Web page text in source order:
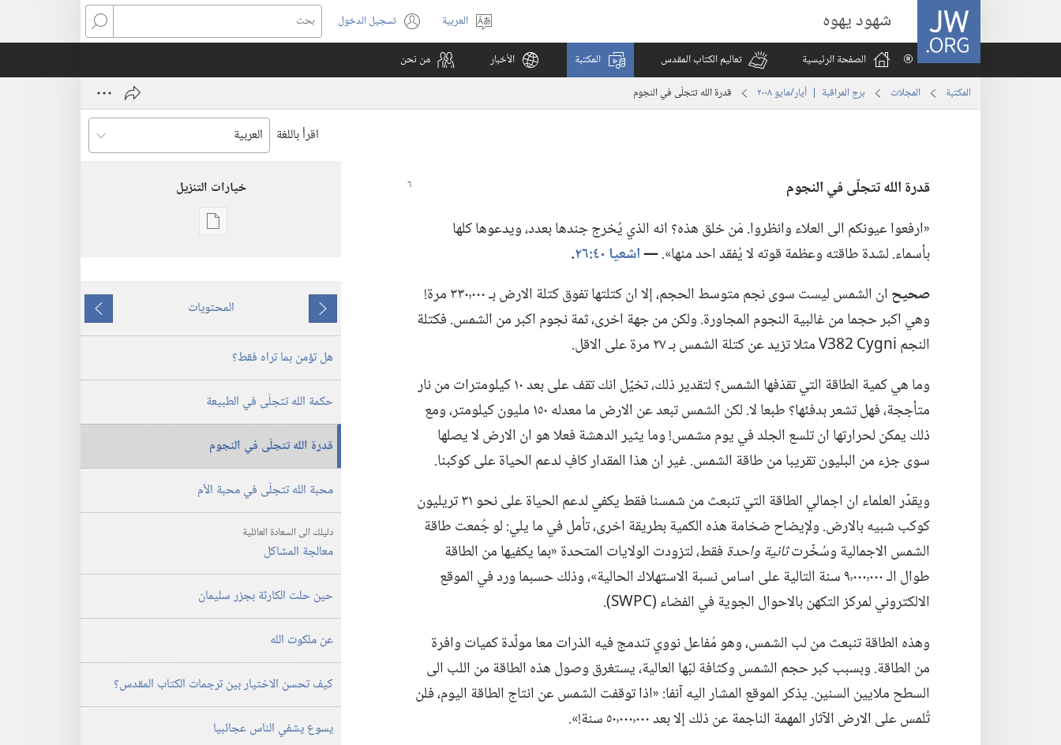
JW.ORG شهود يهوه
اختر
اللغة
العربية تسجيل الدخول
(يفتح
نافذة
بحث
الصفحة الرئيسية
تعاليم الكتاب المقدس المكتبة الأخبار من نحن
المكتبة المجلات برج المراقبة | ‏‎أيار/مايو‏ ‏‎٢٠٠٨‏ قدرة الله تتجلّى في النجوم
اقرأ باللغة
قدرة الله تتجلّىفيالنجوم
‏«ارفعوا عيونكم الى العلاء وانظروا.‏ مَن خلق هذه؟‏ انه الذي يُخرج جندها بعدد،‏ ويدعوها كلها
بأسماء.‏ لشدة طاقته وعظمة قوته لا يُفقد احد منها».‏‏—‏اشعيا ٤٠:‏٢٦
‏.‏
صحيح
ان الشمس ليست سوى نجم متوسط الحجم،‏ إلا ان كتلتها تفوق كتلة الارض بـ‍ ٣٣٠٬٠٠٠ مرة!‏
وهي اكبر حجما من غالبية النجوم المجاورة.‏ ولكن من جهة اخرى،‏ ثمة نجوم اكبر من الشمس.‏ فكتلة
النجم ‏i‏n‏g‏y‏C‏ ‏2‏8‏3‏V‏ مثلا تزيد عن كتلة الشمس بـ‍ ٢٧ مرة على الاقل.‏
وما هي كمية الطاقة التي تقذفها الشمس؟‏ لتقدير ذلك،‏ تخيّل انك تقف على بعد ١٠ كيلومترات من نار
متأججة،‏ فهل تشعر بدفئها؟‏ طبعا لا.‏ لكن الشمس تبعد عن الارض ما معدله ١٥٠ مليون كيلومتر،‏ ومع
ذلك يمكن لحرارتها ان تلسع الجلد في يوم مشمس!‏ وما يثير الدهشة فعلا هو ان الارض لا يصلها
سوى جزء من البليون تقريبا من طاقة الشمس.‏ غير ان هذا المقدار كافٍ لدعم الحياة على كوكبنا.‏
ويقدّر العلماء ان اجمالي الطاقة التي تنبعث من شمسنا فقط يكفي لدعم الحياة على نحو ٣١ تريليون
كوكب شبيه بالارض.‏ ولإيضاح ضخامة هذه الكمية بطريقة اخرى،‏ تأمل في ما يلي:‏ لو جُمعت طاقة
الشمس الاجمالية وسُخّرتثانية واحدةفقط،‏ لتزودت الولايات المتحدة «بما يكفيها من الطاقة
طوال الـ‍ ٩٬٠٠٠٬٠٠٠ سنة التالية على اساس نسبة الاستهلاك الحالية»،‏ وذلك حسبما ورد في الموقع
الالكتروني لمركز التكهن بالاحوال الجوية في الفضاء (‏‏C‏P‏W‏S‏)‏.‏
وهذه الطاقة تنبعث من لب الشمس،‏ وهو مُفاعل نووي تندمج فيه الذرات معا مولّدة كميات وافرة
من الطاقة.‏ وبسبب كبر حجم الشمس وكثافة لبّها العالية،‏ يستغرق وصول هذه الطاقة من اللب الى
السطح ملايين السنين.‏ يذكر الموقع المشار اليه آنفا:‏ «اذا توقفت الشمس عن انتاج الطاقة اليوم،‏ فلن
تُلمس على الارض الآثار المهمة الناجمة عن ذلك إلا بعد ٥٠٬٠٠٠٬٠٠٠ سنة!‏».‏
خيارات التنزيل
خيارات
المراقبة
‏‎أيار/
ما
يسبق
المحتويات
ما
يلي
هل تؤمن بما تراه فقط؟‏
حكمة الله تتجلّى في الطبيعة
قدرة الله تتجلّى في النجوم
محبة الله تتجلّى في محبة الأم
دليلك الى السعادة العائلية
معالجة المشاكل
حين حلت الكارثة بجزر سليمان
عن ملكوت الله
كيف تحسن الاختيار بين ترجمات الكتاب المقدس؟‏
يسوع يشفي الناس عجائبيا